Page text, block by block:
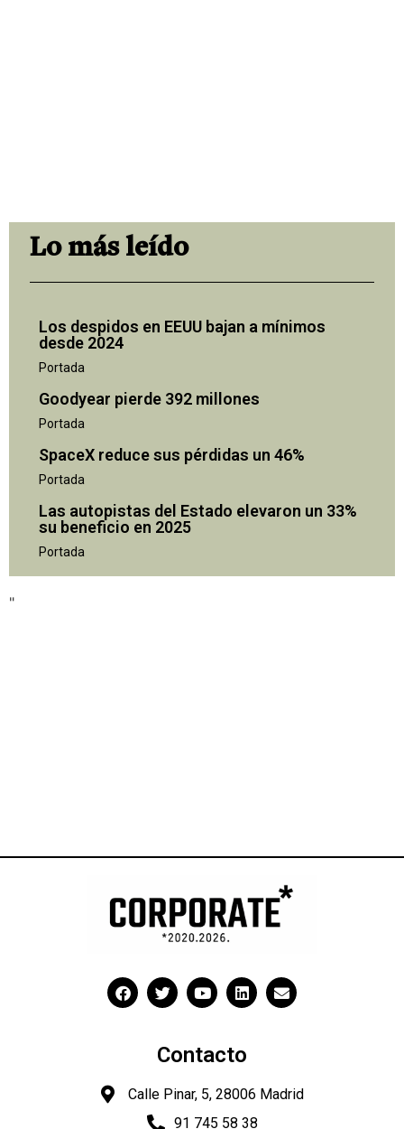
Lo más leído
Los despidos en EEUU bajan a mínimos
desde 2024
Portada
Goodyear pierde 392 millones
Portada
SpaceX reduce sus pérdidas un 46%
Portada
Las autopistas del Estado elevaron un 33%
su beneficio en 2025
Portada
"
Contacto
Calle Pinar, 5, 28006 Madrid
91 745 58 38